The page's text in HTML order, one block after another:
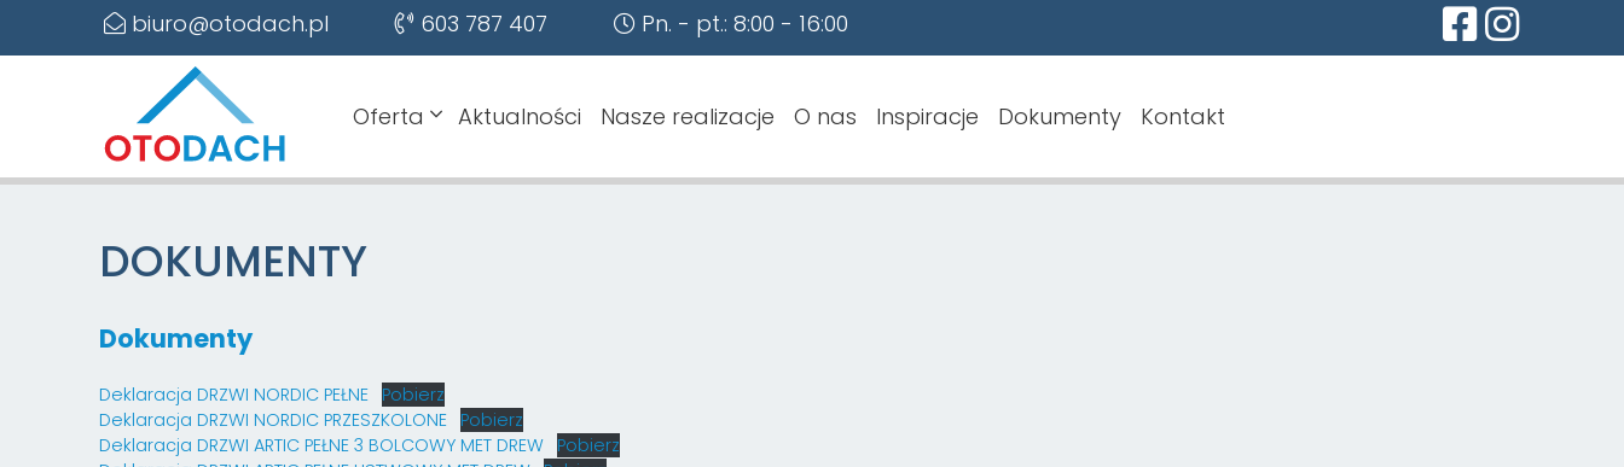
biuro@otodach.pl 603 787 407 Pn. - pt.: 8:00 - 16:00
Oferta Aktualności Nasze realizacje O nas Inspiracje Dokumenty Kontakt
DOKUMENTY
Dokumenty
Deklaracja DRZWI NORDIC PEŁNE Pobierz
Deklaracja DRZWI NORDIC PRZESZKOLONE Pobierz
Deklaracja DRZWI ARTIC PEŁNE 3 BOLCOWY MET DREW Pobierz